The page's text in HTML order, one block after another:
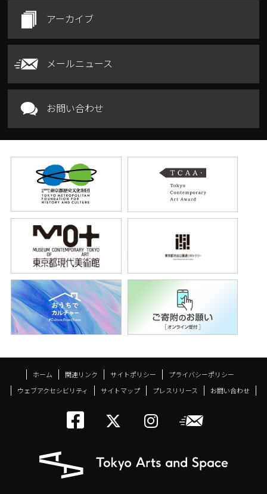
アーカイブ
メールニュース
お問い合わせ
ホーム 関連リンク サイトポリシー
プライバシーポリシー
ウェブアクセシビリティ
サイトマップ プレスリリース お問い合わせ
トーキョーアーツ
メールニ